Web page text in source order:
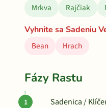
Mrkva Rajčiak
Vyhnite sa Sadeniu
Bean
Hrach
Fázy Rastu
Sadenica /